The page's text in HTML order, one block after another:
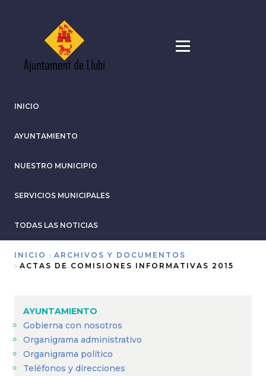
INICIO
AYUNTAMIENTO
NUESTRO MUNICIPIO
SERVICIOS MUNICIPALES
TODAS LAS NOTICIAS
de
ayuda
a
la
INICIO
ARCHIVOS Y DOCUMENTOS
ACTAS DE COMISIONES INFORMATIVAS 2015
AYUNTAMIENTO
Gobierna con nosotros
Organigrama administrativo
Organigrama político
Teléfonos y direcciones